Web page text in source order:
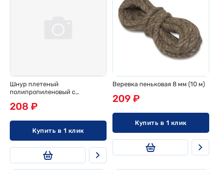
Шнур плетеный
полипропиленовый с
эконом
208 ₽
Купить в 1 клик
Веревка пеньковая 8 мм (10 м)
209 ₽
Купить в 1 клик